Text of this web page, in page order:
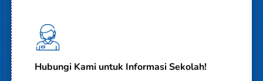
Hubungi Kami untuk Informasi Sekolah!